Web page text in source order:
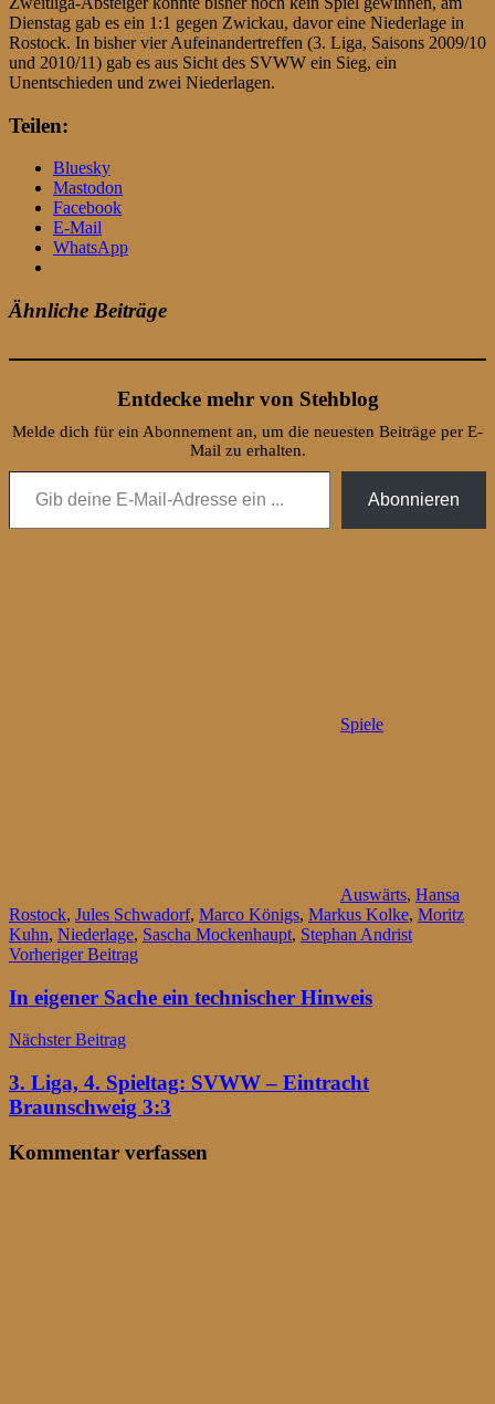
Dienstag gab es ein 1:1 gegen Zwickau, davor eine Niederlage in
Rostock. In bisher vier Aufeinandertreffen (3. Liga, Saisons 2009/10
und 2010/11) gab es aus Sicht des SVWW ein Sieg, ein
Unentschieden und zwei Niederlagen.
Teilen:
Bluesky
Mastodon
Facebook
E-Mail
WhatsApp
Ähnliche Beiträge
Entdecke mehr von Stehblog
Melde dich für ein Abonnement an, um die neuesten Beiträge per E-
Mail zu erhalten.
Gib deine E-Mail-Adresse ein ...
Abonnieren
Spiele
Auswärts, Hansa
Rostock, Jules Schwadorf, Marco Königs, Markus Kolke, Moritz
Kuhn, Niederlage, Sascha Mockenhaupt, Stephan Andrist
Beitragsnavigation
Vorheriger Beitrag
In eigener Sache ein technischer Hinweis
Nächster Beitrag
3. Liga, 4. Spieltag: SVWW – Eintracht
Braunschweig 3:3
Kommentar verfassen